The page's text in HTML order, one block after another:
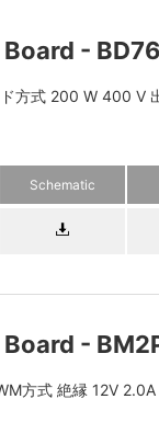
-
方式 200 W 400 V
Schematic
-
方式 絶縁 12V